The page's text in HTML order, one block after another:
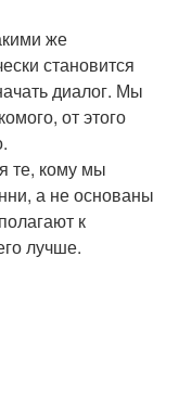
же
становится
диалог. Мы
от этого
те, кому мы
а не основаны
к
лучше.